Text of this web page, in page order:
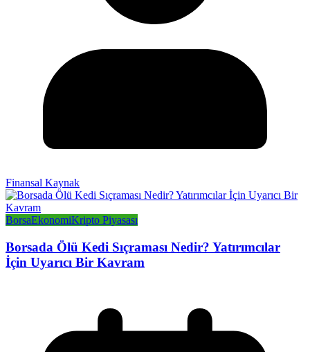
Finansal Kaynak
BorsaEkonomiKripto Piyasası
Borsada Ölü Kedi Sıçraması Nedir? Yatırımcılar
İçin Uyarıcı Bir Kavram